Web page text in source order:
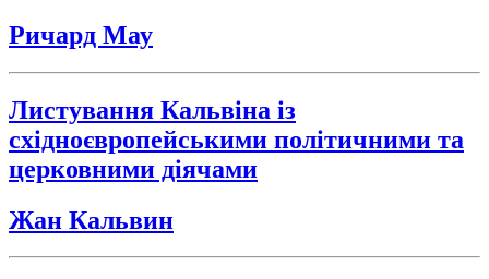
Ричард Мау
Листування Кальвіна із
східноєвропейськими політичними та
церковними діячами
Жан Кальвин